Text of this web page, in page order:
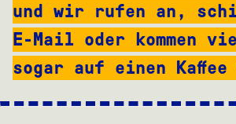
und wir rufen an,
E-Mail oder kommen
sogar auf einen